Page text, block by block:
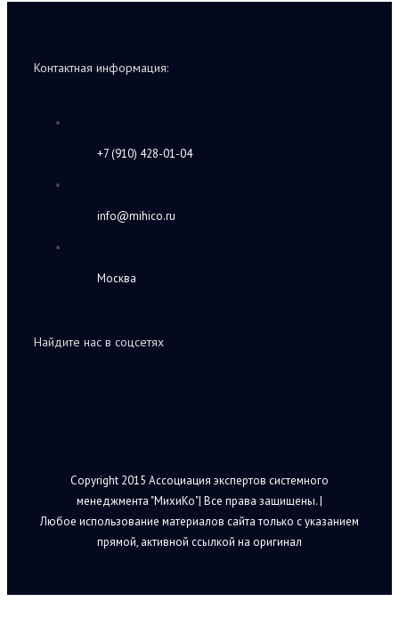
Контактная информация:
+7 (910) 428-01-04
info@mihico.ru
Москва
Найдите нас в соцсетях
Copyright 2015 Ассоциация экспертов системного
менеджмента "МихиКо"| Все права защищены. |
Любое использование материалов сайта только с указанием
прямой, активной ссылкой на оригинал